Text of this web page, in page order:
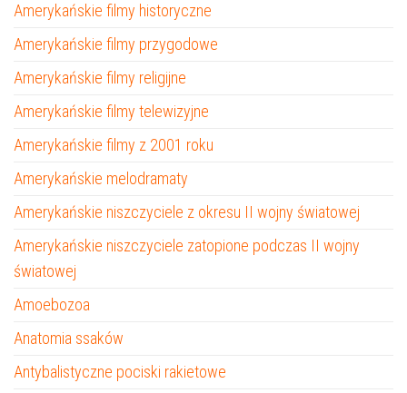
Amerykańskie filmy historyczne
Amerykańskie filmy przygodowe
Amerykańskie filmy religijne
Amerykańskie filmy telewizyjne
Amerykańskie filmy z 2001 roku
Amerykańskie melodramaty
Amerykańskie niszczyciele z okresu II wojny światowej
Amerykańskie niszczyciele zatopione podczas II wojny
światowej
Amoebozoa
Anatomia ssaków
Antybalistyczne pociski rakietowe